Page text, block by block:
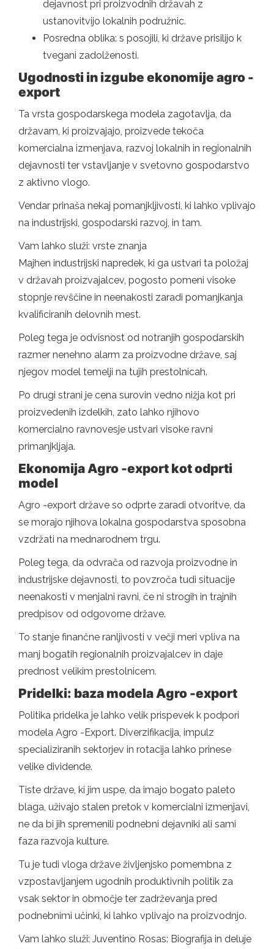
dejavnost pri proizvodnih državah z
ustanovitvijo lokalnih podružnic.
Posredna oblika: s posojili, ki države prisilijo k
tvegani zadolženosti.
Ugodnosti in izgube ekonomije agro -
export
Ta vrsta gospodarskega modela zagotavlja, da
državam, ki proizvajajo, proizvede tekoča
komercialna izmenjava, razvoj lokalnih in regionalnih
dejavnosti ter vstavljanje v svetovno gospodarstvo
z aktivno vlogo.
Vendar prinaša nekaj pomanjkljivosti, ki lahko vplivajo
na industrijski, gospodarski razvoj, in tam.
Vam lahko služi: vrste znanja
Majhen industrijski napredek, ki ga ustvari ta položaj
v državah proizvajalcev, pogosto pomeni visoke
stopnje revščine in neenakosti zaradi pomanjkanja
kvalificiranih delovnih mest.
Poleg tega je odvisnost od notranjih gospodarskih
razmer nenehno alarm za proizvodne države, saj
njegov model temelji na tujih prestolnicah.
Po drugi strani je cena surovin vedno nižja kot pri
proizvedenih izdelkih, zato lahko njihovo
komercialno ravnovesje ustvari visoke ravni
primanjkljaja.
Ekonomija Agro -export kot odprti
model
Agro -export države so odprte zaradi otvoritve, da
se morajo njihova lokalna gospodarstva sposobna
vzdržati na mednarodnem trgu.
Poleg tega, da odvrača od razvoja proizvodne in
industrijske dejavnosti, to povzroča tudi situacije
neenakosti v menjalni ravni, če ni strogih in trajnih
predpisov od odgovorne države.
To stanje finančne ranljivosti v večji meri vpliva na
manj bogatih regionalnih proizvajalcev in daje
prednost velikim prestolnicem.
Pridelki: baza modela Agro -export
Politika pridelka je lahko velik prispevek k podpori
modela Agro -Export. Diverzifikacija, impulz
specializiranih sektorjev in rotacija lahko prinese
velike dividende.
Tiste države, ki jim uspe, da imajo bogato paleto
blaga, uživajo stalen pretok v komercialni izmenjavi,
ne da bi jih spremenili podnebni dejavniki ali sami
faza razvoja kulture.
Tu je tudi vloga države življenjsko pomembna z
vzpostavljanjem ugodnih produktivnih politik za
vsak sektor in območje ter zadrževanja pred
podnebnimi učinki, ki lahko vplivajo na proizvodnjo.
Vam lahko služi: Juventino Rosas: Biografija in deluje